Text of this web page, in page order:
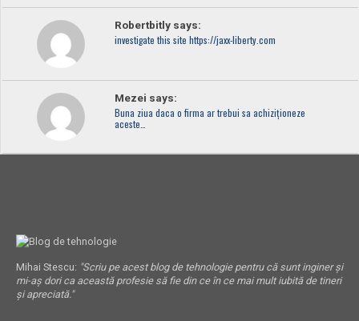
Robertbitly says:
investigate this site https://jaxx-liberty.com
Mezei says:
Buna ziua daca o firma ar trebui sa achiziționeze
aceste…
Mihai Stescu: "Scriu pe acest blog de tehnologie pentru că sunt inginer și
mi-aș dori ca această profesie să fie din ce în ce mai mult iubită de tineri
și apreciată."